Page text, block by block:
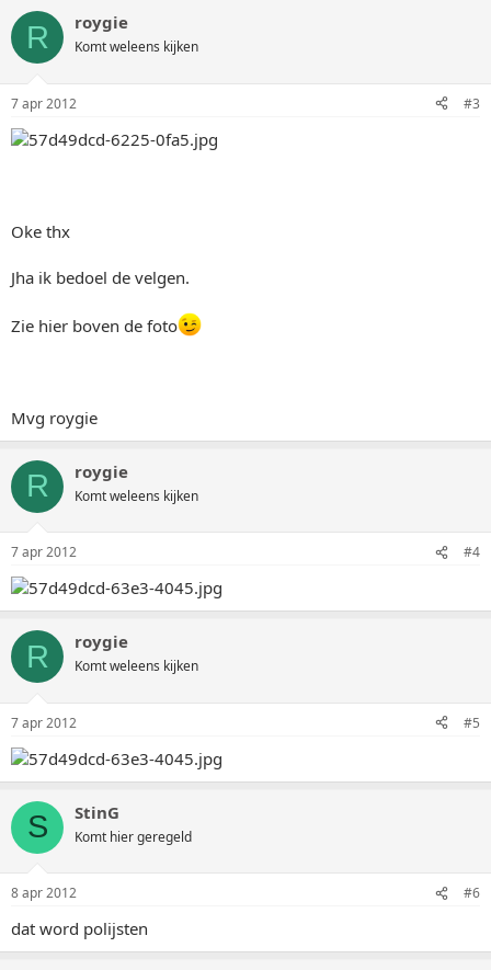
R roygie
Komt weleens kijken
7 apr 2012 #3
Oke thx
Jha ik bedoel de velgen.
Zie hier boven de foto
Mvg roygie
R roygie
Komt weleens kijken
7 apr 2012 #4
R roygie
Komt weleens kijken
7 apr 2012 #5
S StinG
Komt hier geregeld
8 apr 2012 #6
dat word polijsten